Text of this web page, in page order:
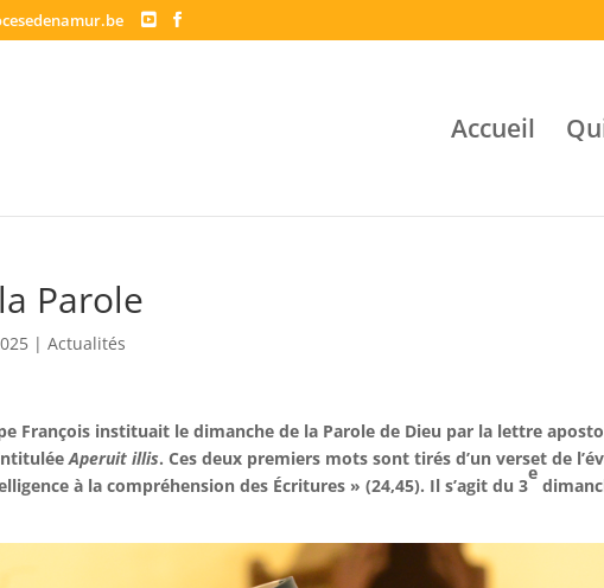
Accueil
Parole
|Actualités
François instituait le dimanche de la Parole de Dieu par la lettre
Aperuit illis. Ces deux premiers mots sont tirés d’un verset de
à la compréhension des Écritures » (24,45). Il s’agit du 3
e